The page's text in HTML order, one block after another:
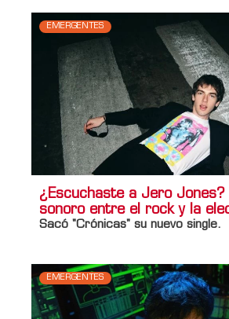
EMERGENTES
¿Escuchaste a Jero Jones?
sonoro entre el rock y la
Sacó "Crónicas" su nuevo single.
EMERGENTES